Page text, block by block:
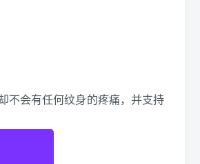
不会有任何纹身的疼痛，并支持